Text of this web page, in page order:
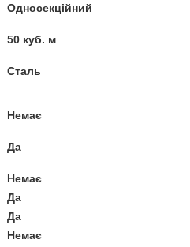
Односекційний
50 куб. м
Сталь
Немає
Да
Немає
Да
Да
Немає